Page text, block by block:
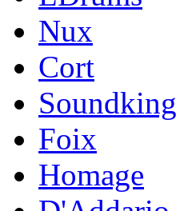
Nux
Cort
Soundking
Foix
Homage